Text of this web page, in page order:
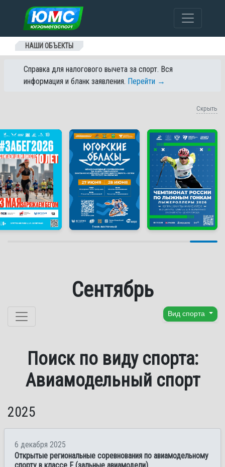
Перейти к содержанию
НАШИ ОБЪЕКТЫ
Справка для налогового вычета за спорт. Вся
информация и бланк заявления. Перейти →
Скрыть
Сентябрь
Перейти к содержанию Вид спорта
Поиск по виду спорта:
Авиамодельный спорт
2025
6 декабря 2025
Открытые региональные соревнования по авиамодельному